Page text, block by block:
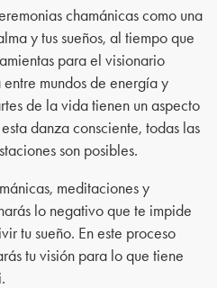
chamánicas como una
y tus sueños, al tiempo que
para el visionario
mundos de energía y
de la vida tienen un aspecto
danza consciente, todas las
son posibles.
meditaciones y
lo negativo que te impide
tu sueño. En este proceso
tu visión para lo que tiene